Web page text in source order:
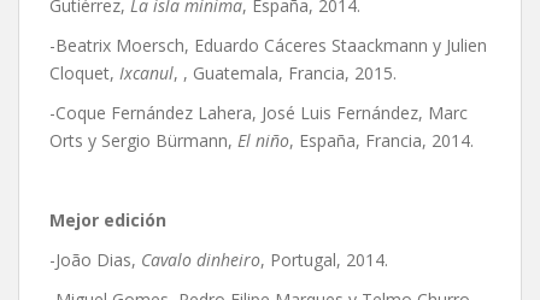
Gutiérrez, La isla mínima, España, 2014.
-Beatrix Moersch, Eduardo Cáceres Staackmann y Julien
Cloquet, Ixcanul, , Guatemala, Francia, 2015.
-Coque Fernández Lahera, José Luis Fernández, Marc
Orts y Sergio Bürmann, El niño, España, Francia, 2014.
Mejor edición
-João Dias, Cavalo dinheiro, Portugal, 2014.